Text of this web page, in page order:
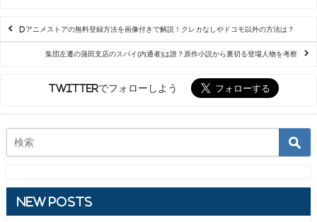
dアニメストアの無料登録方法を画像付きで解説！クレカなしやドコモ以外の方法は？
集団左遷の蒲田支店のスパイ(内通者)は誰？原作小説から裏切る登場人物を考察
Twitterでフォローしよう
New Posts